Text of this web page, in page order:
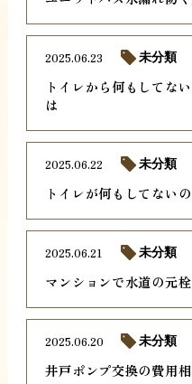
トイレから何もしてな
は
2025.06.23 未分類
トイレが何もしてない
2025.06.22 未分類
マンションで水道の元
2025.06.21 未分類
井戸ポンプ交換の費用
2025.06.20 未分類